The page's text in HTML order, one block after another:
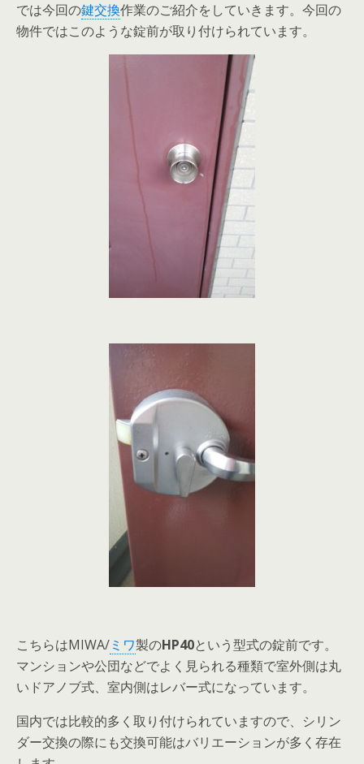
では今回の鍵交換作業のご紹介をしていきます。今回の
物件ではこのような錠前が取り付けられています。
こちらはMIWA/ミワ製のHP40という型式の錠前です。
マンションや公団などでよく見られる種類で室外側は丸
いドアノブ式、室内側はレバー式になっています。
国内では比較的多く取り付けられていますので、シリン
ダー交換の際にも交換可能はバリエーションが多く存在